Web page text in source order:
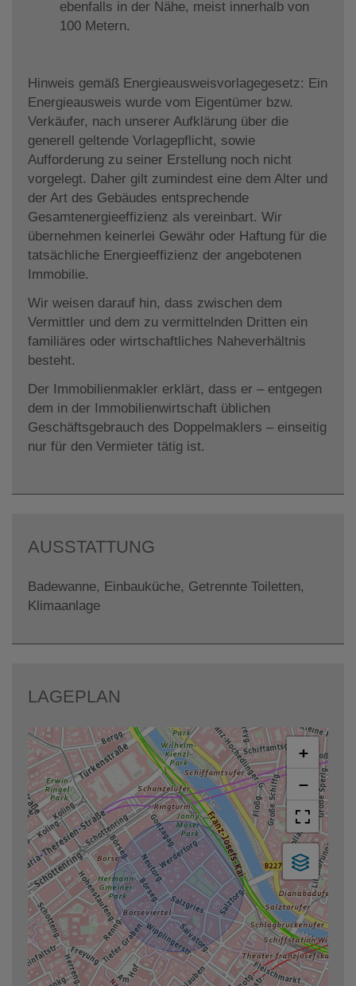
ebenfalls in der Nähe, meist innerhalb von
100 Metern.
Hinweis gemäß Energieausweisvorlagegesetz: Ein
Energieausweis wurde vom Eigentümer bzw.
Verkäufer, nach unserer Aufklärung über die
generell geltende Vorlagepflicht, sowie
Aufforderung zu seiner Erstellung noch nicht
vorgelegt. Daher gilt zumindest eine dem Alter und
der Art des Gebäudes entsprechende
Gesamtenergieeffizienz als vereinbart. Wir
übernehmen keinerlei Gewähr oder Haftung für die
tatsächliche Energieeffizienz der angebotenen
Immobilie.
Wir weisen darauf hin, dass zwischen dem
Vermittler und dem zu vermittelnden Dritten ein
familiäres oder wirtschaftliches Naheverhältnis
besteht.
Der Immobilienmakler erklärt, dass er – entgegen
dem in der Immobilienwirtschaft üblichen
Geschäftsgebrauch des Doppelmaklers – einseitig
nur für den Vermieter tätig ist.
AUSSTATTUNG
Badewanne Einbauküche Getrennte Toiletten
Klimaanlage
LAGEPLAN
+
−